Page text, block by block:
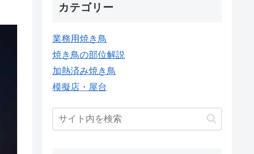
カテゴリー
業務用焼き鳥
焼き鳥の部位解説
加熱済み焼き鳥
模擬店・屋台